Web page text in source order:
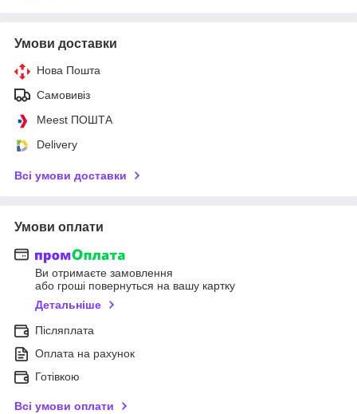
Умови доставки
Нова Пошта
Самовивіз
Meest ПОШТА
Delivery
Всі умови доставки
Умови оплати
Ви отримаєте замовлення
або гроші повернуться на вашу картку
Детальніше
Післяплата
Оплата на рахунок
Готівкою
Всі умови оплати